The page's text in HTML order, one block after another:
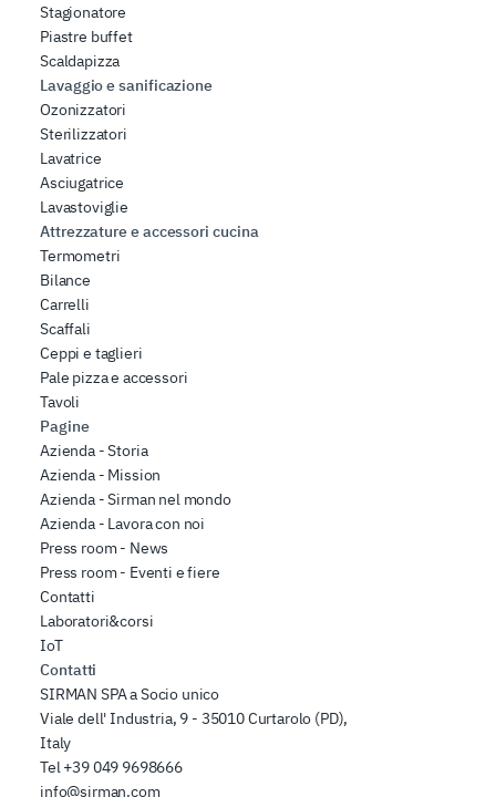
Stagionatore
Piastre buffet
Scaldapizza
Lavaggio e sanificazione
Ozonizzatori
Sterilizzatori
Lavatrice
Asciugatrice
Lavastoviglie
Attrezzature e accessori cucina
Termometri
Bilance
Carrelli
Scaffali
Ceppi e taglieri
Pale pizza e accessori
Tavoli
Pagine
Azienda - Storia
Azienda - Mission
Azienda - Sirman nel mondo
Azienda - Lavora con noi
Press room - News
Press room - Eventi e fiere
Contatti
Laboratori&corsi
IoT
Contatti
SIRMAN SPA a Socio unico
Viale dell' Industria, 9 - 35010 Curtarolo (PD),
Italy
Tel+39 049 9698666
info@sirman.com